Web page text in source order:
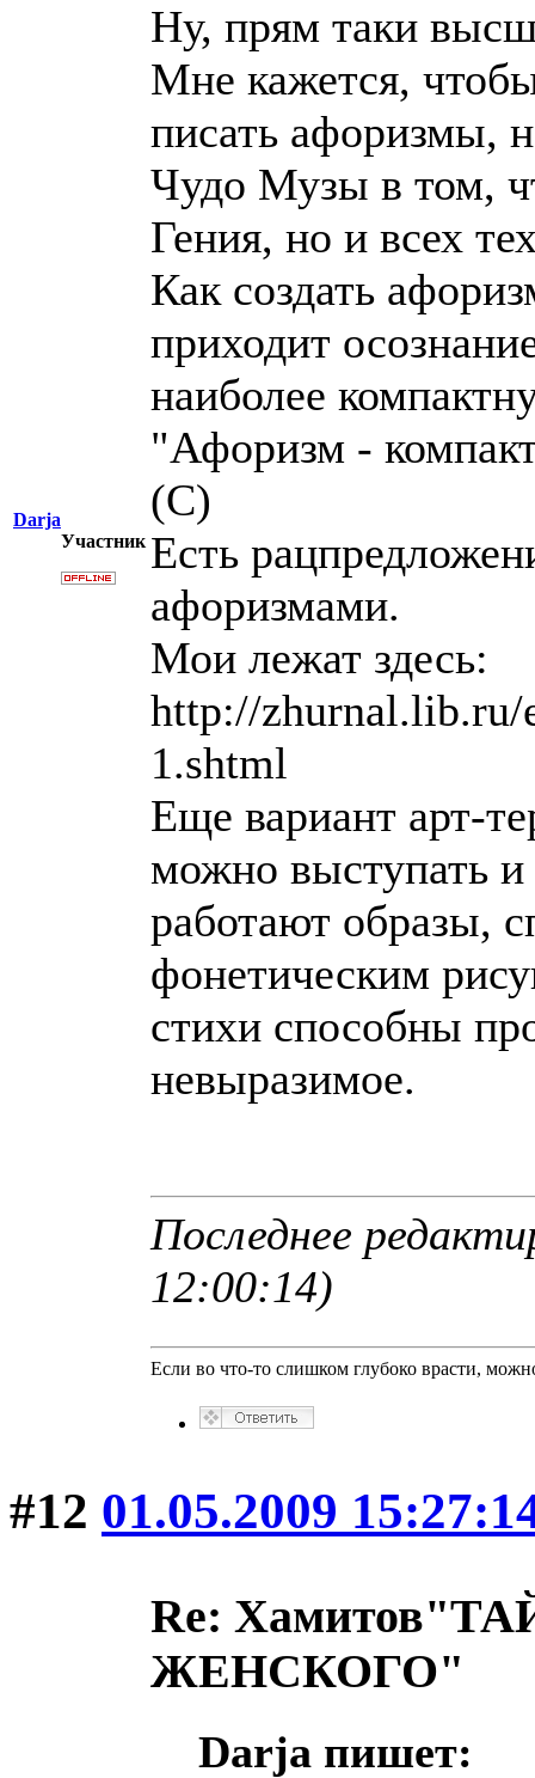
Darja
Участник
Ну, прям таки
Мне кажется,
писать афоризмы,
Чудо Музы в том,
Гения, но и всех
Как создать
приходит
наиболее
"Афоризм -
(С)
Есть
афоризмами.
Мои лежат здесь:
http://zhurnal.lib.ru/
1.shtml
Еще вариант арт-
можно выступать
работают образы,
фонетическим
стихи способны
невыразимое.
Последнее
12:00:14)
Если во что-то слишком глубоко врасти,
#12 01.05.2009
Re:
ЖЕНСКОГО"
Darja пишет: